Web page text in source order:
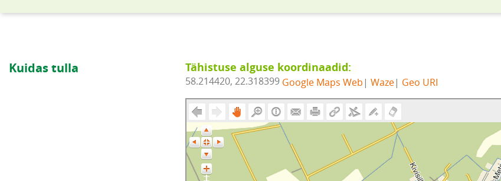
Kuidas tulla Tähistuse alguse koordinaadid:
58.214420, 22.318399 Google Maps Web | Waze| Geo URI